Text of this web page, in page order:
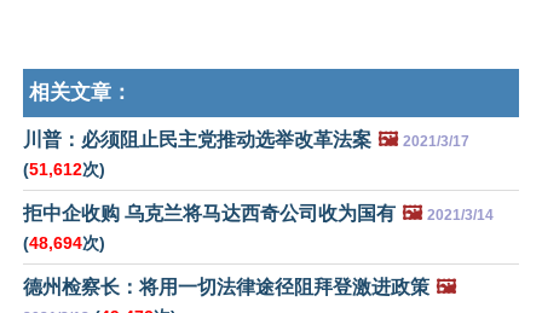
相关文章：
川普：必须阻止民主党推动选举改革法案 🖼️ 2021/3/17
(51,612次)
拒中企收购 乌克兰将马达西奇公司收为国有 🖼️ 2021/3/14
(48,694次)
德州检察长：将用一切法律途径阻拜登激进政策 🖼️